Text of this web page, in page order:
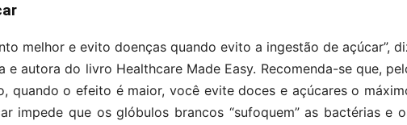
melhor e evito doenças quando evito a ingestão de açúcar”,
e autora do livro Healthcare Made Easy. Recomenda-se que,
quando o efeito é maior, você evite doces e açúcares o
impede que os glóbulos brancos “sufoquem” as bactérias e